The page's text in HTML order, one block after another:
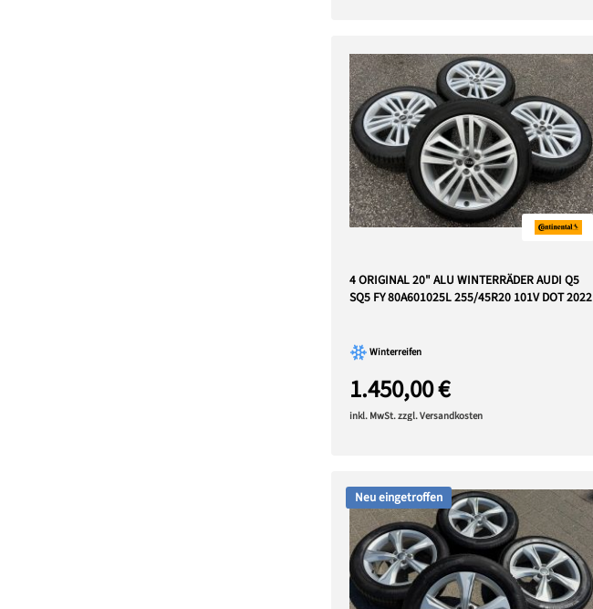
4 ORIGINAL 20" ALU WINTERRÄDER AUDI Q5
SQ5 FY 80A601025L 255/45R20 101V DOT 2022
Winterreifen
1.450,00 €
inkl. MwSt. zzgl. Versandkosten
Neu eingetroffen